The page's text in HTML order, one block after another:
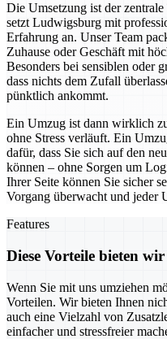
Die Umsetzung ist der
setzt Ludwigsburg mit
Erfahrung an. Unser Team
Zuhause oder Geschäft mit
Besonders bei sensiblen oder
dass nichts dem Zufall
pünktlich ankommt.
Ein Umzug ist dann wirklich
ohne Stress verläuft. Ein
dafür, dass Sie sich auf den
können – ohne Sorgen um
Ihrer Seite können Sie sicher
Vorgang überwacht und jeder
Features
Diese Vorteile bieten
Wenn Sie mit uns umziehen
Vorteilen. Wir bieten Ihnen
auch eine Vielzahl von
einfacher und stressfreier